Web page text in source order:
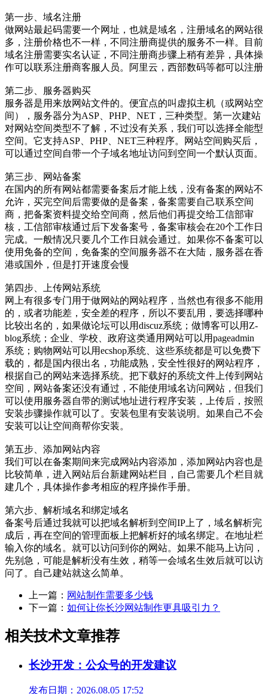
第一步、域名注册
做网站最起码需要一个网址，也就是域名，注册域名的网站很
多，注册价格也不一样，不同注册商提供的服务不一样。目前
域名注册需要实名认证，不同注册商步骤上稍有差异，具体操
作可以联系注册商客服人员。阿里云，西部数码等都可以注册
第二步、服务器购买
服务器是用来放网站文件的。便宜点的叫虚拟主机（或网站空
间），服务器分为ASP、PHP、NET，三种类型。第一次建站
对网站空间类型不了解，不过没有关系，我们可以选择全能型
空间。它支持ASP、PHP、NET三种程序。网站空间购买后，
可以通过空间自带一个子域名地址访问到空间一个默认页面。
第三步、网站备案
在国内的所有网站都需要备案后才能上线，没有备案的网站不
允许，买完空间后需要做的是备案，备案需要自己联系空间
商，把备案资料提交给空间商，然后他们再提交给工信部审
核，工信部审核通过后下发备案号，备案审核会在20个工作日
完成。一般情况只要几个工作日就会通过。如果你不备案可以
使用免备的空间，免备案的空间服务器不在大陆，服务器在香
港或国外，但是打开速度会慢
第四步、上传网站系统
网上有很多专门用于做网站的网站程序，当然也有很多不能用
的，或者功能差，安全差的程序，所以不要乱用，要选择哪种
比较出名的，如果做论坛可以用discuz系统；做博客可以用Z-
blog系统；企业、学校、政府这类通用网站可以用pageadmin
系统；购物网站可以用ecshop系统、这些系统都是可以免费下
载的，都是国内很出名，功能成熟，安全性很好的网站程序，
根据自己的网站来选择系统。把下载好的系统文件上传到网站
空间，网站备案还没有通过，不能使用域名访问网站，但我们
可以使用服务器自带的测试地址进行程序安装，上传后，按照
安装步骤操作就可以了。安装包里有安装说明。如果自己不会
安装可以让空间商帮你安装。
第五步、添加网站内容
我们可以在备案期间来完成网站内容添加，添加网站内容也是
比较简单，进入网站后台新建网站栏目，自己需要几个栏目就
建几个，具体操作参考相应的程序操作手册。
第六步、解析域名和绑定域名
备案号后通过我就可以把域名解析到空间IP上了，域名解析完
成后，再在空间的管理面板上把解析好的域名绑定。在地址栏
输入你的域名。就可以访问到你的网站。如果不能马上访问，
先别急，可能是解析没有生效，稍等一会域名生效后就可以访
问了。自己建站就这么简单。
上一篇： 网站制作需要多少钱
下一篇： 如何让你长沙网站制作更具吸引力？
相关技术文章推荐
长沙开发：公众号的开发建议
发布日期：2026.08.05 17:52